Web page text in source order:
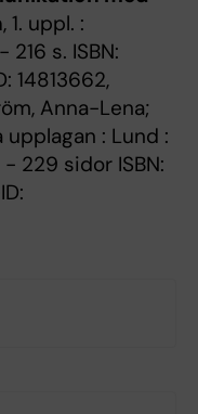
, 1. uppl. :
s. ISBN:
14813662,
Anna-Lena;
: Lund :
229 sidor ISBN: